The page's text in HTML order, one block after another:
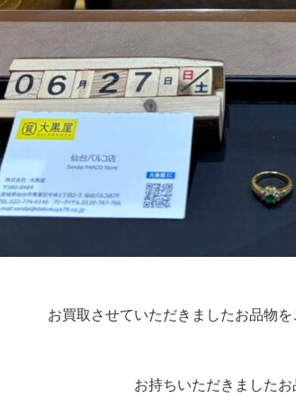
お買取させていただきましたお品物を
お持ちいただきましたお